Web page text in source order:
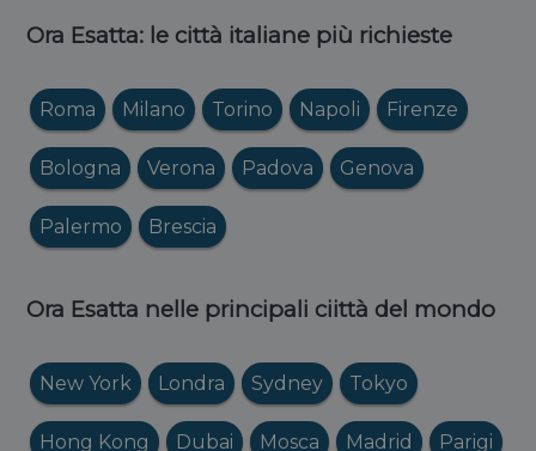
Ora Esatta: le città italiane più richieste
Roma Milano Torino Napoli Firenze
Bologna Verona Padova Genova
Palermo Brescia
Ora Esatta nelle principali ciittà del mondo
New York Londra Sydney Tokyo
Hong Kong Dubai Mosca Madrid Parigi